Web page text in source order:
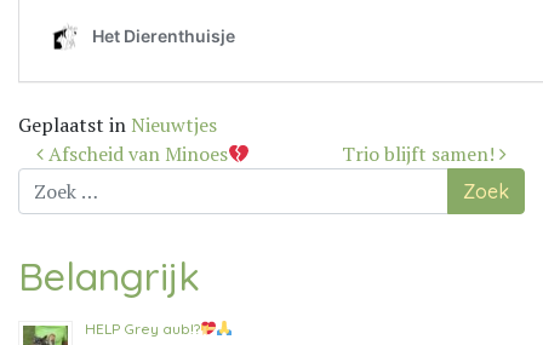
Geplaatst in Nieuwtjes
Bericht
navigatie
Afscheid van Minoes
Trio blijft samen!
Zoek
naar:
Belangrijk
HELP Grey aub!?